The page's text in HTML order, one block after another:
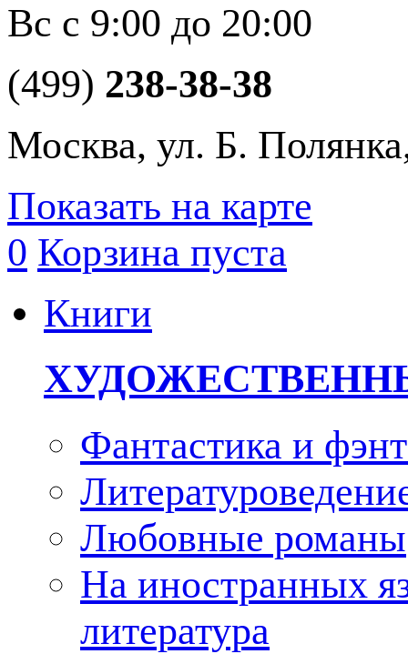
Вс с 9:00 до 20:00
(499) 238-38-38
Москва, ул. Б.
Показать на карте
0 Корзина пуста
Книги
Фантастика и
Любовные романы
На иностранных
литература